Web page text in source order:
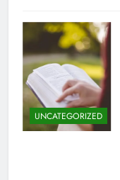
UNCATEGORIZED